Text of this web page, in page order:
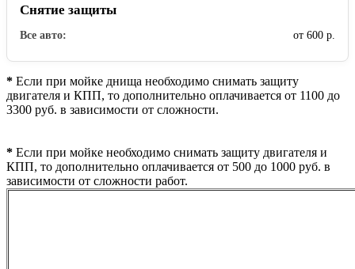
Снятие защиты
Все авто: от 600 р.
* Если при мойке днища необходимо снимать защиту
двигателя и КПП, то дополнительно оплачивается от 1100 до
3300 руб. в зависимости от сложности.
* Если при мойке необходимо снимать защиту двигателя и
КПП, то дополнительно оплачивается от 500 до 1000 руб. в
зависимости от сложности работ.